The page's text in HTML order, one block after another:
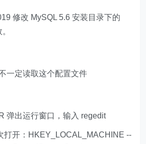
修改 MySQL 5.6 安装目录下的
一定读取这个配置文件
弹出运行窗口，输入 regedit
打开：HKEY_LOCAL_MACHINE --